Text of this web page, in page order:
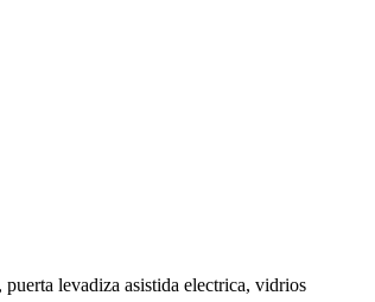
levadiza asistida electrica, vidrios